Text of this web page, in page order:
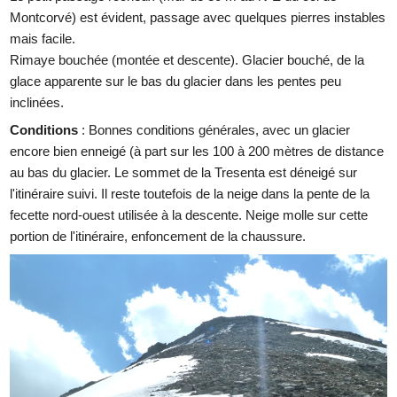
Montcorvé) est évident, passage avec quelques pierres instables
mais facile.
Rimaye bouchée (montée et descente). Glacier bouché, de la
glace apparente sur le bas du glacier dans les pentes peu
inclinées.
Conditions : Bonnes conditions générales, avec un glacier
encore bien enneigé (à part sur les 100 à 200 mètres de distance
au bas du glacier. Le sommet de la Tresenta est déneigé sur
l'itinéraire suivi. Il reste toutefois de la neige dans la pente de la
fecette nord-ouest utilisée à la descente. Neige molle sur cette
portion de l'itinéraire, enfoncement de la chaussure.